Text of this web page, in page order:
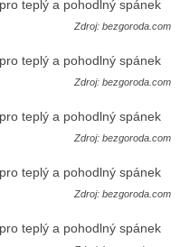
Zdroj: bezgoroda.com
Zdroj: bezgoroda.com
Zdroj: bezgoroda.com
Zdroj: bezgoroda.com